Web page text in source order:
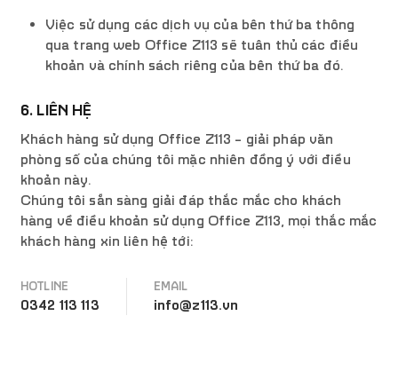
Việc sử dụng các dịch vụ của bên thứ ba thông
qua trang web Office Z113 sẽ tuân thủ các điều
khoản và chính sách riêng của bên thứ ba đó.
6. LIÊN HỆ
Khách hàng sử dụng Office Z113 – giải pháp văn
phòng số của chúng tôi mặc nhiên đồng ý với điều
khoản này.
Chúng tôi sẵn sàng giải đáp thắc mắc cho khách
hàng về điều khoản sử dụng Office Z113, mọi thắc mắc
khách hàng xin liên hệ tới:
HOTLINE
0342 113 113
EMAIL
info@z113.vn